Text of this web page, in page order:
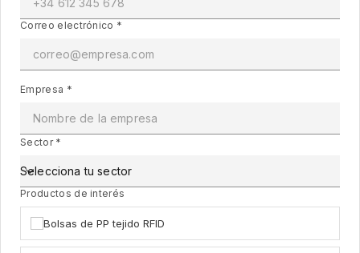
Correo electrónico *
Empresa *
Sector *
Selecciona tu sector
Productos de interés
Bolsas de PP tejido RFID